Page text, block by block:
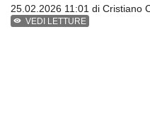
25.02.2026 11:01 di Cristiano
VEDI LETTURE